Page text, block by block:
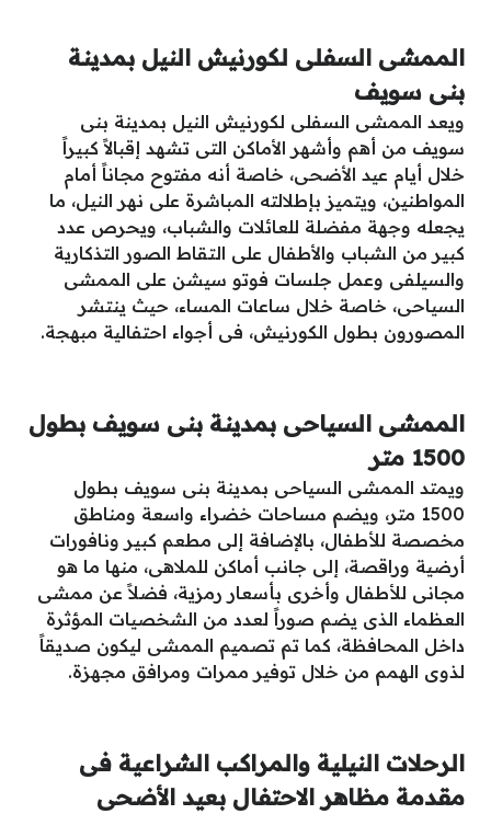
الممشى السفلى لكورنيش النيل بمدينة
بنى سويف
ويعد الممشى السفلى لكورنيش النيل بمدينة بنى
سويف من أهم وأشهر الأماكن التى تشهد إقبالاً كبيراً
خلال أيام عيد الأضحى، خاصة أنه مفتوح مجاناً أمام
المواطنين، ويتميز بإطلالته المباشرة على نهر النيل، ما
يجعله وجهة مفضلة للعائلات والشباب، ويحرص عدد
كبير من الشباب والأطفال على التقاط الصور التذكارية
والسيلفى وعمل جلسات فوتو سيشن على الممشى
السياحى، خاصة خلال ساعات المساء، حيث ينتشر
المصورون بطول الكورنيش، فى أجواء احتفالية مبهجة.
الممشى السياحى بمدينة بنى سويف بطول
1500 متر
ويمتد الممشى السياحى بمدينة بنى سويف بطول
1500 متر، ويضم مساحات خضراء واسعة ومناطق
مخصصة للأطفال، بالإضافة إلى مطعم كبير ونافورات
أرضية وراقصة، إلى جانب أماكن للملاهى، منها ما هو
مجانى للأطفال وأخرى بأسعار رمزية، فضلاً عن ممشى
العظماء الذى يضم صوراً لعدد من الشخصيات المؤثرة
داخل المحافظة، كما تم تصميم الممشى ليكون صديقاً
لذوى الهمم من خلال توفير ممرات ومرافق مجهزة.
الرحلات النيلية والمراكب الشراعية فى
مقدمة مظاهر الاحتفال بعيد الأضحى